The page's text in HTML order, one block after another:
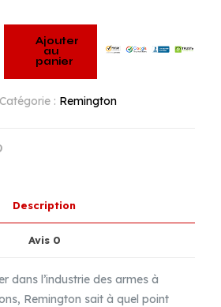
Ajouter
au
panier
Catégorie : Remington
Description
Avis 0
dans l’industrie des armes à
Remington sait à quel point